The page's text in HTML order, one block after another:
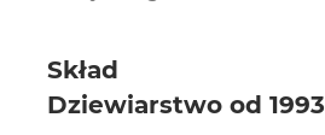
Skład
Dziewiarstwo od 1993